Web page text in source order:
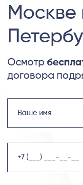
Москве
Осмотр
договора